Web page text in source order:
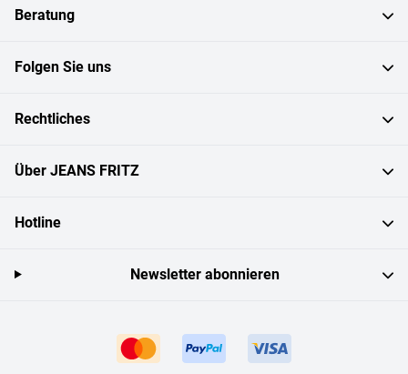
Beratung
Folgen Sie uns
Rechtliches
Über JEANS FRITZ
Hotline
Newsletter abonnieren